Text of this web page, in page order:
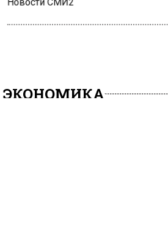
Новости СМИ2
ЭКОНОМИКА